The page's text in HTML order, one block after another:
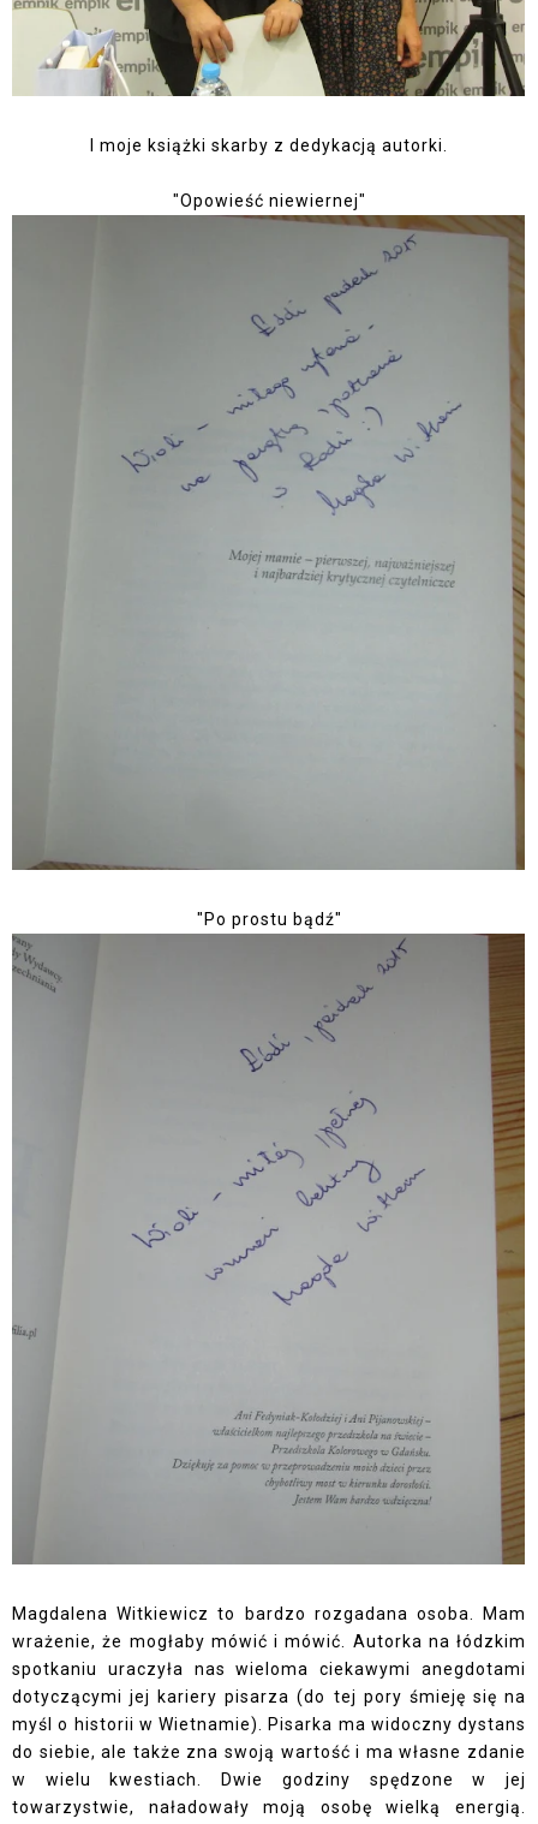
I moje książki skarby z dedykacją autorki.
"Opowieść niewiernej"
"Po prostu bądź"
Magdalena Witkiewicz to bardzo rozgadana osoba. Mam
wrażenie, że mogłaby mówić i mówić. Autorka na łódzkim
spotkaniu uraczyła nas wieloma ciekawymi anegdotami
dotyczącymi jej kariery pisarza (do tej pory śmieję się na
myśl o historii w Wietnamie). Pisarka ma widoczny dystans
do siebie, ale także zna swoją wartość i ma własne zdanie
w wielu kwestiach. Dwie godziny spędzone w jej
towarzystwie, naładowały moją osobę wielką energią.